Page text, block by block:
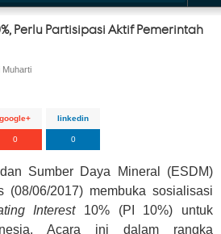
Perlu Partisipasi Aktif Pemerintah
Muharti
google+
0
linkedin
0
Sumber Daya Mineral (ESDM)
(08/06/2017) membuka sosialisasi
Interest 10% (PI 10%) untuk
Acara ini dalam rangka